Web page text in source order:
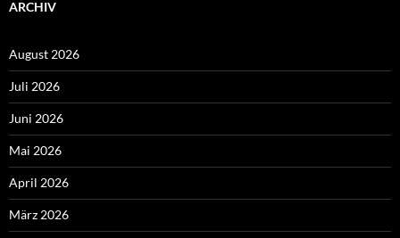
ARCHIV
August 2026
Juli 2026
Juni 2026
Mai 2026
April 2026
März 2026